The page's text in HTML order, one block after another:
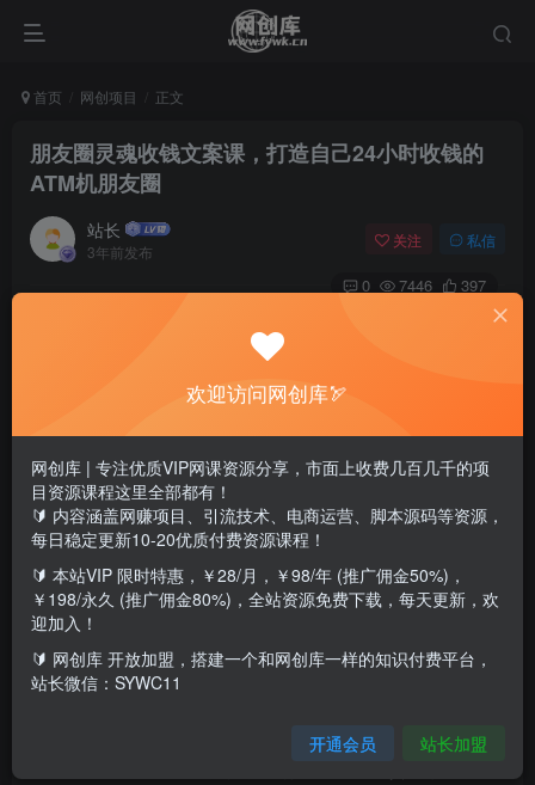
首页 网创项目 正文
朋友圈灵魂收钱文案课，打造自己24小时收钱的
ATM机朋友圈
站长
3年前发布
关注 私信
0 7446 397
课程介绍：
课程来自深圳女孩卉哥的朋友圈灵魂收钱文案课。提笔就能
写出自己的精彩远程，打造自己24小时收钱的ATM机朋友
欢迎访问网创库🏹
网创库 | 专注优质VIP网课资源分享，市面上收费几百几千的项
目资源课程这里全部都有！
🔰 内容涵盖网赚项目、引流技术、电商运营、脚本源码等资源，
每日稳定更新10-20优质付费资源课程！
🔰 本站VIP 限时特惠，￥28/月，￥98/年 (推广佣金50%)，
￥198/永久 (推广佣金80%)，全站资源免费下载，每天更新，欢
迎加入！
🔰 网创库 开放加盟，搭建一个和网创库一样的知识付费平台，
站长微信：SYWC11
开通会员 站长加盟